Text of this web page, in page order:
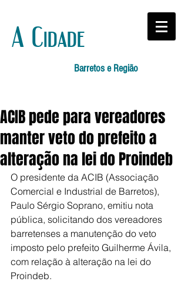
A Cidade
Barretos e Região
ACIB pede para vereadores
manter veto do prefeito a
alteração na lei do Proindeb
O presidente da ACIB (Associação
Comercial e Industrial de Barretos),
Paulo Sérgio Soprano, emitiu nota
pública, solicitando dos vereadores
barretenses a manutenção do veto
imposto pelo prefeito Guilherme Ávila,
com relação à alteração na lei do
Proindeb.